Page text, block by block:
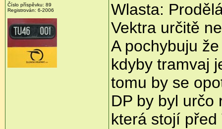
Číslo příspěvku: 89
Registrován: 6-2006
Wlasta:
Vektra určitě
A pochybuju
kdyby tramvaj
tomu by se
DP by byl určo
která stojí